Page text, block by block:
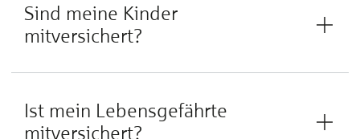
Sind meine Kinder
mitversichert?
Ist mein Lebensgefährte
mitversichert?